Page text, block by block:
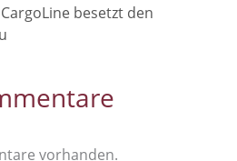
besetzt den
vorhanden.